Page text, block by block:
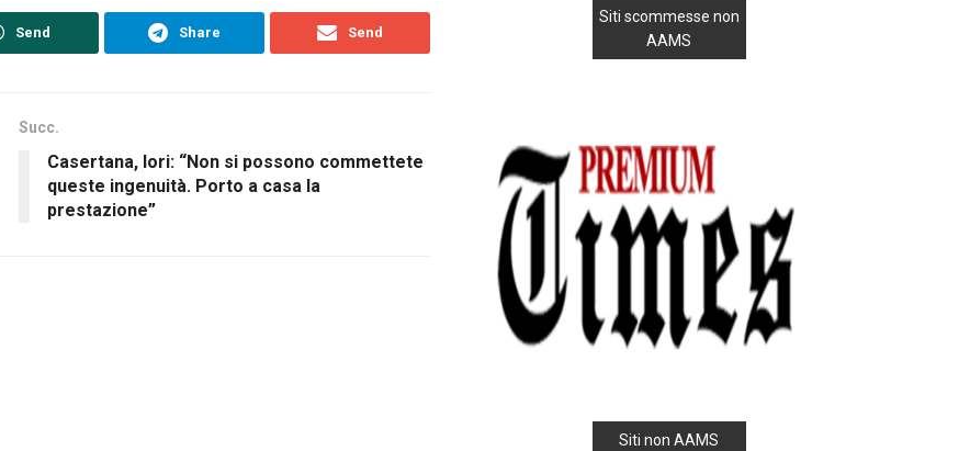
Send Share Send
Succ.
Casertana, Iori: “Non si possono commettete
queste ingenuità. Porto a casa la
prestazione”
Siti scommesse non
AAMS
Siti non AAMS